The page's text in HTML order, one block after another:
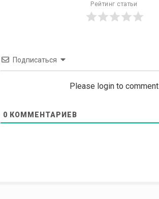
Рейтинг статьи
Подписаться
Please login to comment
0 КОММЕНТАРИЕВ